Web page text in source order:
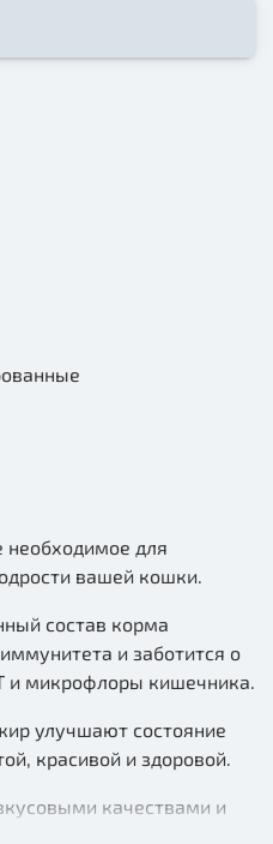
необходимое для
вашей кошки.
состав корма
и заботится о
и микрофлоры кишечника.
улучшают состояние
красивой и здоровой.
качествами и